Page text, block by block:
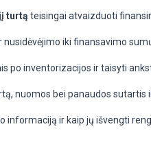
turtą teisingai atvaizduoti
iki finansavimo
po inventorizacijos ir taisyti
nuomos bei panaudos sutartis
ir kaip jų išvengti